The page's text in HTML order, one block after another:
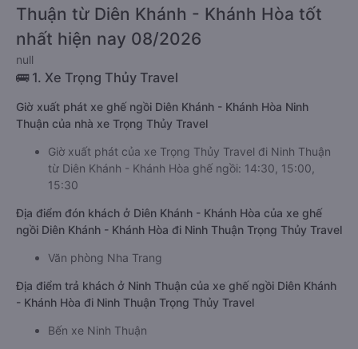
Thuận từ Diên Khánh - Khánh Hòa tốt
nhất hiện nay 08/2026
null
🚌 1. Xe Trọng Thủy Travel
Giờ xuất phát xe ghế ngồi Diên Khánh - Khánh Hòa Ninh
Thuận của nhà xe Trọng Thủy Travel
Giờ xuất phát của xe Trọng Thủy Travel đi Ninh Thuận
từ Diên Khánh - Khánh Hòa ghế ngồi: 14:30, 15:00,
15:30
Địa điểm đón khách ở Diên Khánh - Khánh Hòa của xe ghế
ngồi Diên Khánh - Khánh Hòa đi Ninh Thuận Trọng Thủy Travel
Văn phòng Nha Trang
Địa điểm trả khách ở Ninh Thuận của xe ghế ngồi Diên Khánh
- Khánh Hòa đi Ninh Thuận Trọng Thủy Travel
Bến xe Ninh Thuận